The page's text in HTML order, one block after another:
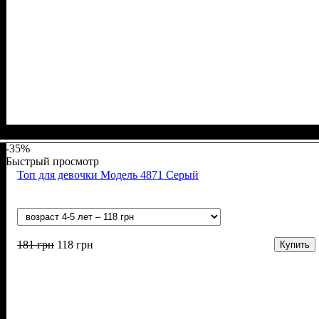
-35%
Быстрый просмотр
Топ для девочки Модель 4871 Серый
181грн 118 грн Купить